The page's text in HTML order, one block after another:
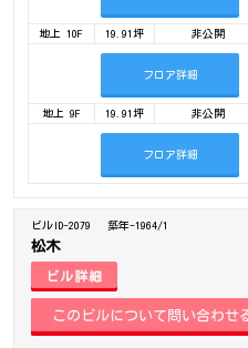
地上 10F 19.91坪 非公開
フロア詳細
地上 9F 19.91坪 非公開
フロア詳細
ビルID-2079 築年-1964/1
松木
ビル詳細